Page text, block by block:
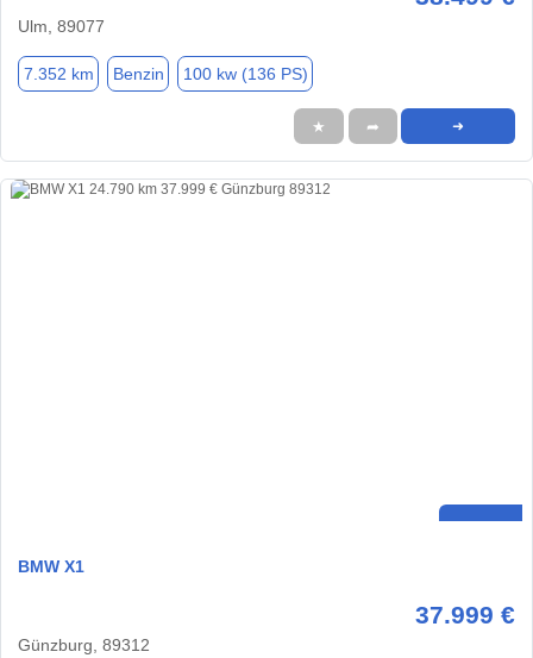
Ulm, 89077
7.352 km Benzin 100 kw (136 PS)
★ ➦ ➜
BMW X1
37.999 €
Günzburg, 89312